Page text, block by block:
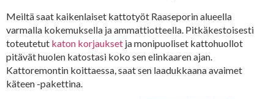
Meiltä saat kaikenlaiset kattotyöt Raaseporin alueella
varmalla kokemuksella ja ammattiotteella. Pitkäkestoisesti
toteutetut katon korjaukset ja monipuoliset kattohuollot
pitävät huolen katostasi koko sen elinkaaren ajan.
Kattoremontin koittaessa, saat sen laadukkaana avaimet
käteen -pakettina.